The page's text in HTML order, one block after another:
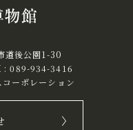
道後公園1-30
: 089-934-3416
ーポレーション